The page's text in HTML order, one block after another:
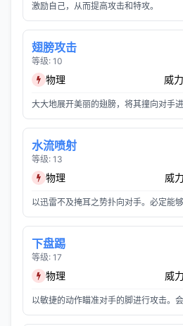
激励自己，从而提高攻击和特攻。
翅膀攻击
等级: 10
物理 威
大大地展开美丽的翅膀，将其撞向对手进
水流喷射
等级: 13
物理 威
以迅雷不及掩耳之势扑向对手。必定能够
下盘踢
等级: 17
物理 威
以敏捷的动作瞄准对手的脚进行攻击。